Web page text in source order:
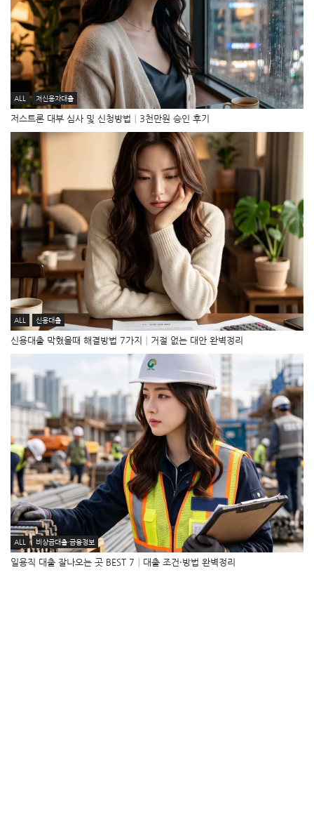
ALL 저신용자대출
저스트론 대부 심사 및 신청방법│3천만원 승인 후기
ALL 신용대출
신용대출 막혔을때 해결방법 7가지│거절 없는 대안 완벽정리
ALL 비상금대출·금융정보
일용직 대출 잘나오는 곳 BEST 7│대출 조건·방법 완벽정리